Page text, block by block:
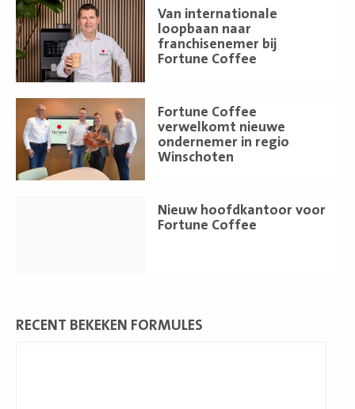
Van internationale
loopbaan naar
franchisenemer bij
Fortune Coffee
Lees
meer
Fortune Coffee
verwelkomt nieuwe
ondernemer in regio
Winschoten
Lees
meer
Nieuw hoofdkantoor voor
Fortune Coffee
RECENT BEKEKEN FORMULES